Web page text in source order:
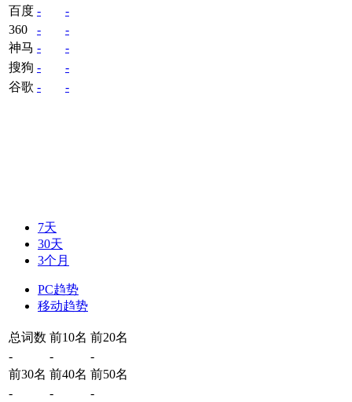
百度 -
-
360
-
-
神马 -
-
搜狗 -
-
谷歌 - -
7天
30天
3个月
PC趋势
移动趋势
总词数 前10名 前20名
-
-
-
前30名 前40名 前50名
-
-
-